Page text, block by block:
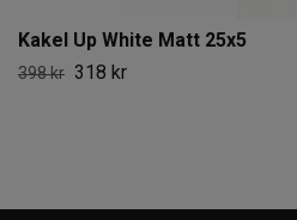
Kakel Up White Matt 25x5
398 kr 318 kr